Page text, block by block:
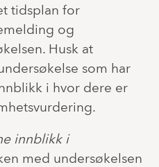
tidsplan for
og
Husk at
som har
i hvor dere er
innblikk i
med undersøkelsen